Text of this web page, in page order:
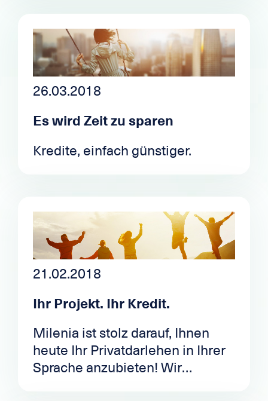
26.03.2018
Es wird Zeit zu sparen
Kredite, einfach günstiger.
21.02.2018
Ihr Projekt. Ihr Kredit.
Milenia ist stolz darauf, Ihnen
heute Ihr Privatdarlehen in Ihrer
Sprache anzubieten! Wir